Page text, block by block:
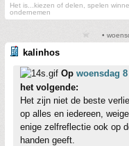
Het is...kiezen of delen, spelen
ondernemen
•
kalinhos
Op woensdag
het volgende:
Het zijn niet de beste
op alles en iedereen,
enige zelfreflectie ook op
handen geeft.